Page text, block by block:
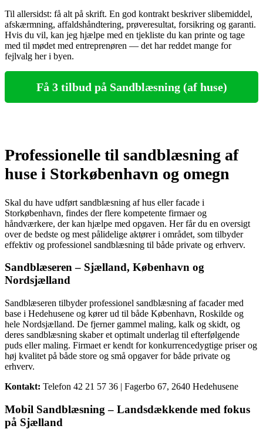
Til allersidst: få alt på skrift. En god kontrakt beskriver slibemiddel,
afskærmning, affaldshåndtering, prøveresultat, forsikring og garanti.
Hvis du vil, kan jeg hjælpe med en tjekliste du kan printe og tage
med til mødet med entreprenøren — det har reddet mange for
fejlvalg her i byen.
Få 3 tilbud på Sandblæsning (af huse)
Professionelle til sandblæsning af
huse i Storkøbenhavn og omegn
Skal du have udført sandblæsning af hus eller facade i
Storkøbenhavn, findes der flere kompetente firmaer og
håndværkere, der kan hjælpe med opgaven. Her får du en oversigt
over de bedste og mest pålidelige aktører i området, som tilbyder
effektiv og professionel sandblæsning til både private og erhverv.
Sandblæseren – Sjælland, København og
Nordsjælland
Sandblæseren tilbyder professionel sandblæsning af facader med
base i Hedehusene og kører ud til både København, Roskilde og
hele Nordsjælland. De fjerner gammel maling, kalk og skidt, og
deres sandblæsning skaber et optimalt underlag til efterfølgende
puds eller maling. Firmaet er kendt for konkurrencedygtige priser og
høj kvalitet på både store og små opgaver for både private og
erhverv.
Kontakt: Telefon 42 21 57 36 | Fagerbo 67, 2640 Hedehusene
Mobil Sandblæsning – Landsdækkende med fokus
på Sjælland